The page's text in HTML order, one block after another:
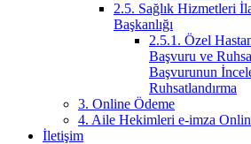
2.5. Sağlık Hizmetleri
Başkanlığı
2.5.1. Özel
Başvuru ve
Başvurunun
Ruhsatlandırma
3. Online Ödeme
4. Aile Hekimleri e-imza
İletişim